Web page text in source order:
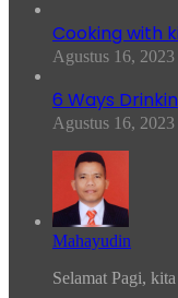
Cooking with
Agustus 16, 2023
6 Ways
Agustus 16, 2023
Mahayudin
Selamat Pagi,